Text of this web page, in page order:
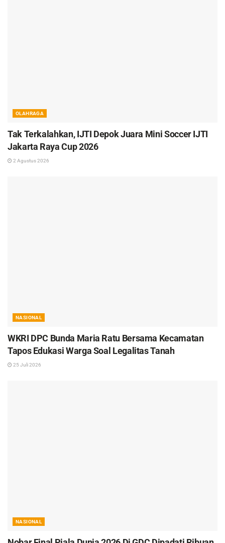
OLAHRAGA
Tak Terkalahkan, IJTI Depok Juara Mini Soccer IJTI
Jakarta Raya Cup 2026
2 Agustus 2026
NASIONAL
WKRI DPC Bunda Maria Ratu Bersama Kecamatan
Tapos Edukasi Warga Soal Legalitas Tanah
25 Juli 2026
NASIONAL